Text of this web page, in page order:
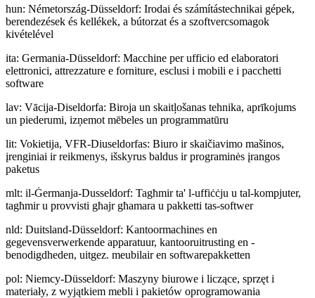
hun: Németország-Düsseldorf: Irodai és számítástechnikai gépek,
berendezések és kellékek, a bútorzat és a szoftvercsomagok
kivételével
ita: Germania-Düsseldorf: Macchine per ufficio ed elaboratori
elettronici, attrezzature e forniture, esclusi i mobili e i pacchetti
software
lav: Vācija-Diseldorfa: Biroja un skaitļošanas tehnika, aprīkojums
un piederumi, izņemot mēbeles un programmatūru
lit: Vokietija, VFR-Diuseldorfas: Biuro ir skaičiavimo mašinos,
įrenginiai ir reikmenys, išskyrus baldus ir programinės įrangos
paketus
mlt: il-Ġermanja-Dusseldorf: Tagħmir ta' l-uffiċċju u tal-kompjuter,
tagħmir u provvisti għajr għamara u pakketti tas-softwer
nld: Duitsland-Düsseldorf: Kantoormachines en
gegevensverwerkende apparatuur, kantooruitrusting en -
benodigdheden, uitgez. meubilair en softwarepakketten
pol: Niemcy-Düsseldorf: Maszyny biurowe i liczące, sprzęt i
materiały, z wyjątkiem mebli i pakietów oprogramowania